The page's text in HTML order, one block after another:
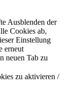
Ausblenden der
Cookies ab,
Einstellung
erneut
neuen Tab zu
zu aktivieren /